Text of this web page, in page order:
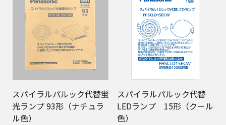
スパイラルパルック代替蛍
光ランプ 93形（ナチュラ
ル色）
スパイラルパルック代替
LEDランプ 15形（クール
色）